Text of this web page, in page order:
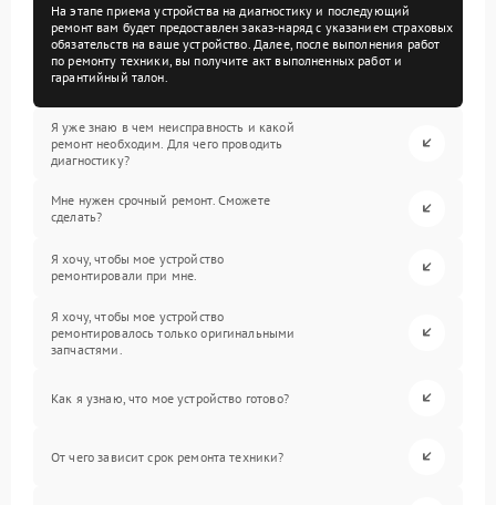
На этапе приема устройства на диагностику и последующий
ремонт вам будет предоставлен заказ-наряд с указанием страховых
обязательств на ваше устройство. Далее, после выполнения работ
по ремонту техники, вы получите акт выполненных работ и
гарантийный талон.
Я уже знаю в чем неисправность и какой
ремонт необходим. Для чего проводить
диагностику?
Мне нужен срочный ремонт. Сможете
сделать?
Я хочу, чтобы мое устройство
ремонтировали при мне.
Я хочу, чтобы мое устройство
ремонтировалось только оригинальными
запчастями.
Как я узнаю, что мое устройство готово?
От чего зависит срок ремонта техники?